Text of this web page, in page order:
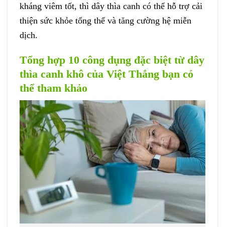
kháng viêm tốt, thì dây thìa canh có thể hỗ trợ cải
thiện sức khỏe tổng thể và tăng cường hệ miễn
dịch.
Tổng hợp 10 công dụng đặc biệt từ dây
thìa canh khô của Việt Thắng bạn có
thể tham khảo